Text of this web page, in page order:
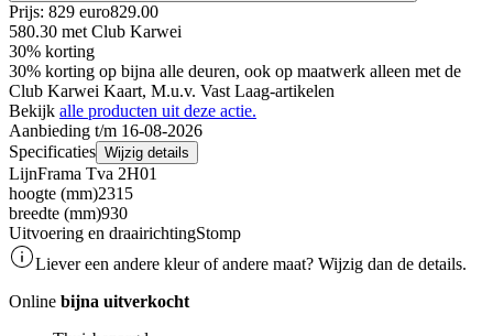
Prijs: 829 euro829.00
580.30 met Club Karwei
30% korting
30% korting op bijna alle deuren, ook op maatwerk alleen met de
Club Karwei Kaart, M.u.v. Vast Laag-artikelen
Bekijk alle producten uit deze actie.
Aanbieding t/m 16-08-2026
Specificaties Wijzig details
LijnFrama Tva 2H01
hoogte (mm)2315
breedte (mm)930
Uitvoering en draairichtingStomp
Liever een andere kleur of andere maat? Wijzig dan de details.
Online bijna uitverkocht